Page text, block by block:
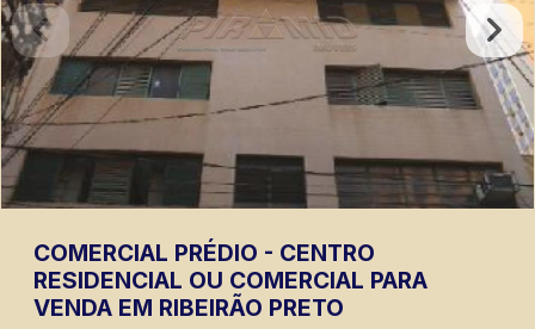
COMERCIAL PRÉDIO - CENTRO
RESIDENCIAL OU COMERCIAL PARA
VENDA EM RIBEIRÃO PRETO